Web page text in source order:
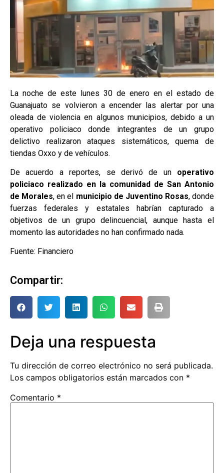
La noche de este lunes 30 de enero en el estado de
Guanajuato se volvieron a encender las alertar por una
oleada de violencia en algunos municipios, debido a un
operativo policiaco donde integrantes de un grupo
delictivo realizaron ataques sistemáticos, quema de
tiendas Oxxo y de vehículos.
De acuerdo a reportes, se derivó de unoperativo
policiaco realizado en la comunidad de San Antonio
de Morales, en el municipio de Juventino Rosas, donde
fuerzas federales y estatales habrían capturado a
objetivos de un grupo delincuencial, aunque hasta el
momento las autoridades no han confirmado nada.
Fuente: Financiero
Compartir:
Deja una respuesta
Tu dirección de correo electrónico no será publicada.
Los campos obligatorios están marcados con *
Comentario *